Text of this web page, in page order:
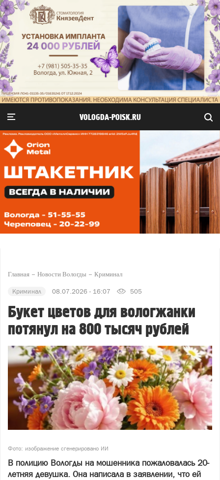
VOLOGDA-POISK.RU
Главная Новости Вологды Криминал
Криминал 08.07.2026 - 16:07 505
Букет цветов для вологжанки
потянул на 800 тысяч рублей
Фото: изображение сгенерировано ИИ
В полицию Вологды на мошенника пожаловалась 20-
летняя девушка. Она написала в заявлении, что ей